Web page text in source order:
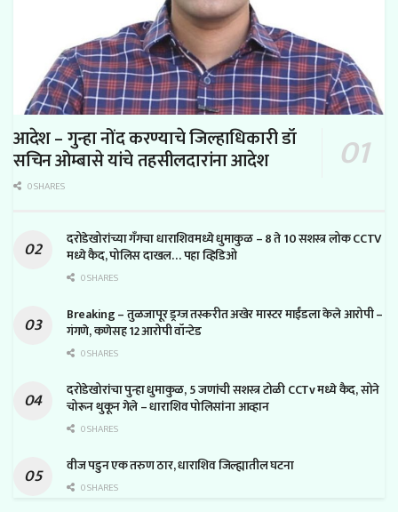
आदेश – गुन्हा नोंद करण्याचे जिल्हाधिकारी डॉ
सचिन ओम्बासे यांचे तहसीलदारांना आदेश
0 SHARES
दरोडेखोरांच्या गँगचा धाराशिवमध्ये धुमाकुळ – 8 ते 10 सशस्त्र लोक CCTV
मध्ये कैद, पोलिस दाखल… पहा व्हिडिओ
0 SHARES
Breaking – तुळजापूर ड्रग्ज तस्करीत अखेर मास्टर माईंडला केले आरोपी –
गंगणे, कणेसह 12 आरोपी वॉन्टेड
0 SHARES
दरोडेखोरांचा पुन्हा धुमाकुळ, 5 जणांची सशस्त्र टोळी CCTv मध्ये कैद, सोने
चोरून थुकून गेले – धाराशिव पोलिसांना आव्हान
0 SHARES
वीज पडुन एक तरुण ठार, धाराशिव जिल्ह्यातील घटना
0 SHARES